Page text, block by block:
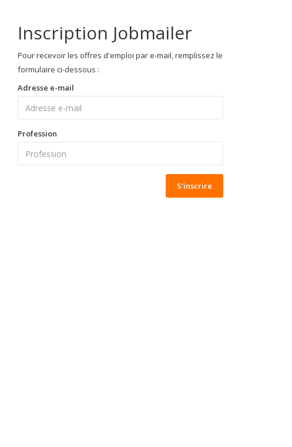
Inscription Jobmailer
Pour recevoir les offres d'emploi par e-mail, remplissez le
formulaire ci-dessous :
Adresse e-mail
Profession
S'inscrire